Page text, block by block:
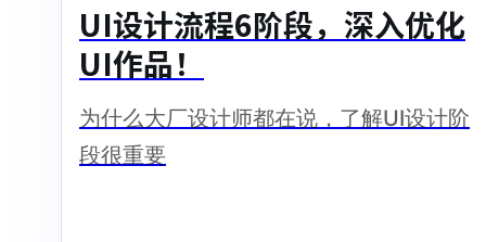
UI设计流程6阶段，深入优化
UI作品！
为什么大厂设计师都在说，了解UI设计阶
段很重要